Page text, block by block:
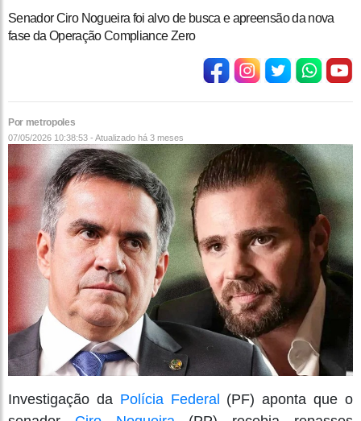
Senador Ciro Nogueira foi alvo de busca e apreensão da nova
fase da Operação Compliance Zero
Por metropoles
07/05/2026 10:38:53 - Atualizado há 3 meses
Investigação da Polícia Federal (PF) aponta que o